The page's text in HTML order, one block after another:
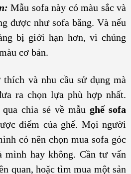
Mẫu sofa này có màu sắc và
được như sofa băng. Và nếu
bị giới hạn hơn, vì chúng
cơ bản.
và nhu cầu sử dụng mà
ra chọn lựa phù hợp nhất.
chia sẻ về mẫu ghế sofa
điểm của ghế. Mọi người
có nên chọn mua sofa góc
mình hay không. Cần tư vấn
quan, hoặc tìm mua một sản